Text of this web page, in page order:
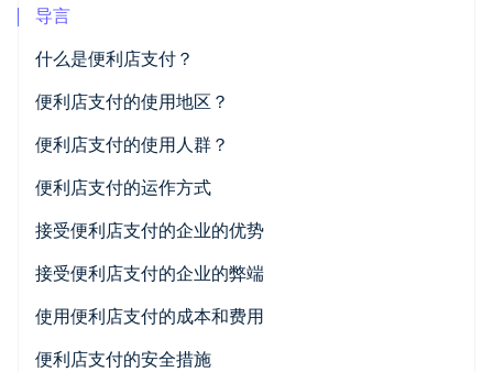
碳移除
Stripe Sessions 2026
立即观看
生态系统
合作伙伴
Stripe App Marketplace
导言
什么是便利店支付？
便利店支付的使用地区？
便利店支付的使用人群？
使用便利店支付的企业
使用便利店支付的客户
便利店支付的运作方式
接受便利店支付的企业的优势
扩大市场覆盖范围
加速交易
降低网购用户的准入门槛
接受便利店支付的企业的弊端
资金到账延迟
付款有效期风险
使用便利店支付的成本和费用
便利店支付的安全措施